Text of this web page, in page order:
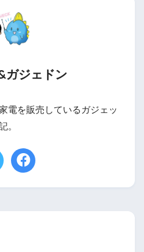
ガジェドン
電を販売しているガジェッ
。